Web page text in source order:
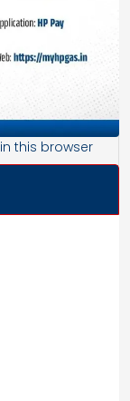
this browser